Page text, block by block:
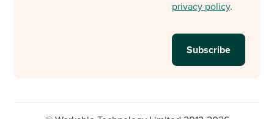
privacy policy.